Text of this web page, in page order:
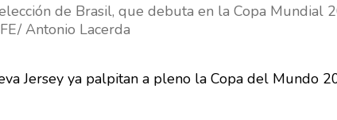
de Brasil, que debuta en la Copa
Antonio Lacerda
Jersey ya palpitan a pleno la Copa del Mundo